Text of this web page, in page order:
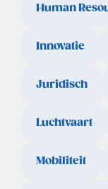
Human
Innovatie
Juridisch
Luchtvaart
Mobiliteit